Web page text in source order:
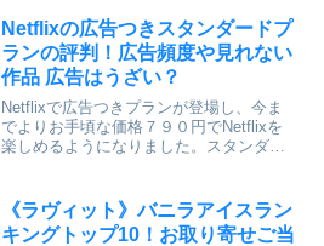
家の旅はノープラン2023見逃し配信DVD
発売情報！1...
Netflixの広告つきスタンダードプ
ランの評判！広告頻度や見れない
作品 広告はうざい？
Netflixで広告つきプランが登場し、今ま
でよりお手頃な価格７９０円でNetflixを
楽しめるようになりました。スタンダー
で、広告つきプランを検討している人も
多いと思い...
《ラヴィット》バニラアイスラン
キングトップ10！お取り寄せご当